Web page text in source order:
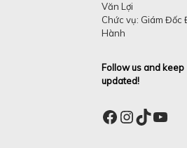
Văn Lợi
Chức vụ: Giám Đốc
Hành
Follow us and keep
updated!
Facebook
Instagram
TikTok